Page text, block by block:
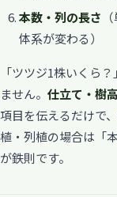
本数・列の長さ
体系が変わる）
「ツツジ1株いくら
ません。 仕立て・樹
項目を伝えるだけで
植・列植の場合は「
が鉄則です。